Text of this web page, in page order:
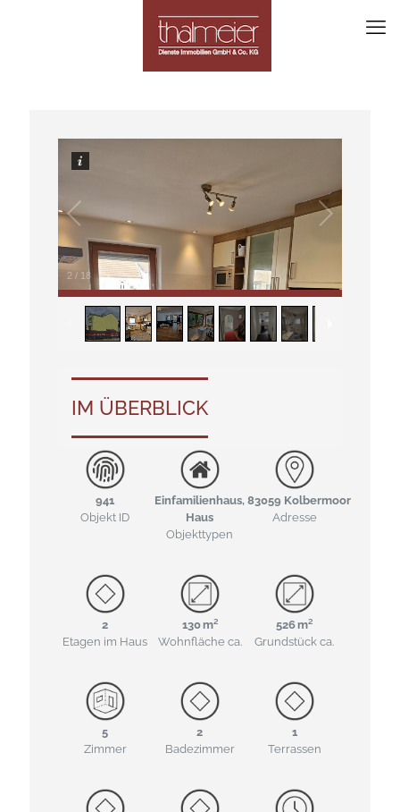
2 / 18
IM ÜBERBLICK
941
Objekt ID
Einfamilienhaus,
Haus
Objekttypen
83059 Kolbermoor
Adresse
2
Etagen im Haus
130 m²
Wohnfläche ca.
526 m²
Grund­stück ca.
5
Zimmer
2
Badezimmer
1
Terrassen